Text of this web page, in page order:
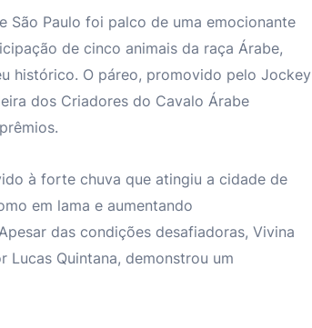
Paulo foi palco de uma emocionante
de cinco animais da raça Árabe,
histórico. O páreo, promovido pelo Jockey
dos Criadores do Cavalo Árabe
à forte chuva que atingiu a cidade de
em lama e aumentando
das condições desafiadoras, Vivina
Lucas Quintana, demonstrou um